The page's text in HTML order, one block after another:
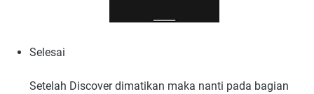
Selesai
Setelah Discover dimatikan maka nanti pada bagian